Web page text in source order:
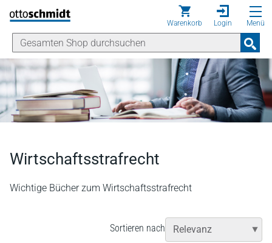
Direkt zum Inhalt
Warenkorb Login Menü
Wirtschaftsstrafrecht
Wichtige Bücher zum Wirtschaftsstrafrecht
Sortieren nach